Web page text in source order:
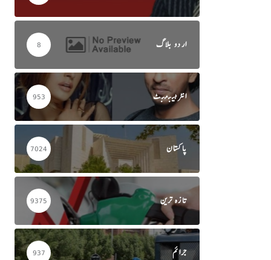
اردو بلاگ 8
انٹرٹینمنٹ 953
پاکستان 7024
تازہ ترین 9375
جرائم 937